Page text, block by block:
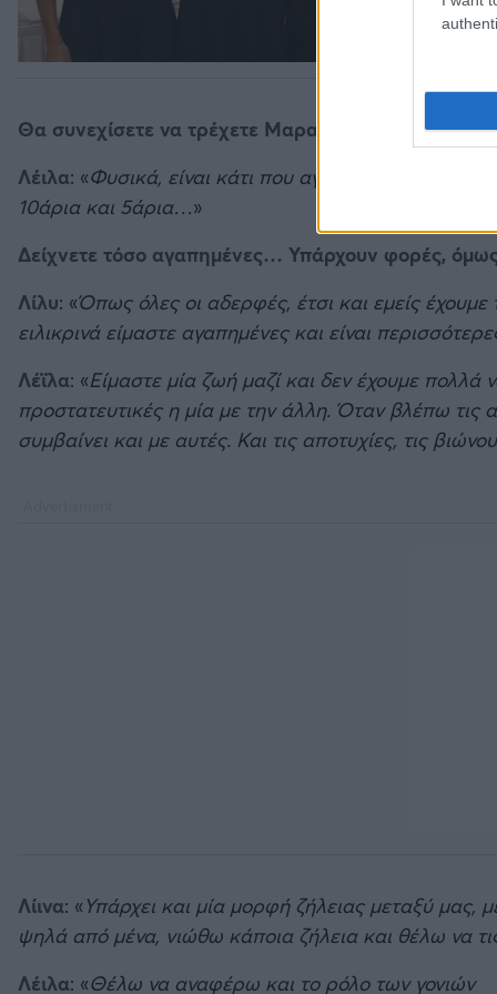
Θα συνεχίσετε να τρέχετε Μαραθώνιο;
Λέιλα: «Φυσικά, είναι κάτι που αγαπούμε και δεν
10άρια και 5άρια…»
Δείχνετε τόσο αγαπημένες… Υπάρχουν φορές,
Λίλυ: «Όπως όλες οι αδερφές, έτσι και εμείς
ειλικρινά είμαστε αγαπημένες και είναι
Λέϊλα: «Είμαστε μία ζωή μαζί και δεν έχουμε
προστατευτικές η μία με την άλλη. Όταν βλέπω τις
συμβαίνει και με αυτές. Και τις αποτυχίες, τις
Λίινα: « Υπάρχει και μία μορφή ζήλειας μεταξύ μας,
ψηλά από μένα, νιώθω κάποια ζήλεια και θέλω να
Λέιλα: «Θέλω να αναφέρω και το ρόλο των γονιών